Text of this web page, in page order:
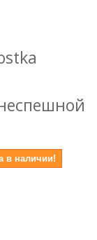
в наличии!